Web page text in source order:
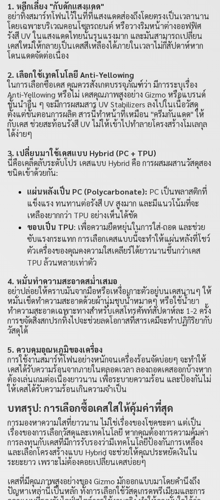
1. หลีกเลี่ยง "กับดักแสงแดด"
อย่าทิ้งสมาร์ทโฟนไว้ในที่ที่แสงแดดส่องถึงโดยตรงเป็นเวลานาน
โดยเฉพาะบริเวณคอนโซลรถยนต์ หรือวางริมหน้าต่างออฟฟิศ
รังสี UV ในแสงแดดไทยนั้นรุนแรงมาก และมันสามารถเปลี่ยน
เคสใหม่ให้กลายเป็นเคสสีเหลืองได้ภายในเวลาไม่กี่สัปดาห์หาก
โดนแดดจัดต่อเนื่อง
2. เลือกใช้เทคโนโลยี Anti-Yellowing
ในการเลือกซื้อเคส คุณควรสังเกตบรรจุภัณฑ์ว่า มีการระบุเรื่อง
Anti-Yellowing หรือไม่ เคสคุณภาพสูงอย่าง Gizmo หรือแบรนด์
ชั้นนำอื่น ๆ จะมีการผสมสาร UV Stabilizers ลงไปในเนื้อวัสดุ
ตั้งแต่ขั้นตอนการผลิต สารนี้ทำหน้าที่เหมือน "ครีมกันแดด" ให้
กับเคส ช่วยสะท้อนรังสี UV ไม่ให้เข้าไปทำลายโครงสร้างโมเลกุล
ได้ง่ายๆ
3. เปลี่ยนมาใช้เคสแบบ Hybrid (PC + TPU)
นี่คือเคล็ดลับระดับโปร เคสแบบ Hybrid คือ การผสมผสานวัสดุสอง
ชนิดเข้าด้วยกัน:
แผ่นหลังเป็น PC (Polycarbonate): PC เป็นพลาสติกที่
แข็งแรง ทนทานต่อรังสี UV สูงมาก และมีแนวโน้มที่จะ
เหลืองยากกว่า TPU อย่างเห็นได้ชัด
ขอบเป็น TPU: เพื่อความยืดหยุ่นในการใส่-ถอด และช่วย
ซับแรงกระแทก การเลือกเคสแบบนี้จะทำให้แผ่นหลังที่โชว์
ตัวเครื่องของคุณคงความใสเคลียร์ได้ยาวนานขึ้นกว่าเคส
TPU ล้วนหลายเท่าตัว
4. หมั่นทำความสะอาดสม่ำเสมอ
อย่าปล่อยให้คราบมันจากมือหรือเหงื่อเกาะตัวอยู่บนเคสนานๆ ให้
หมั่นเช็ดทำความสะอาดด้วยผ้านุ่มชุบน้ำหมาดๆ หรือใช้น้ำยา
ทำความสะอาดเฉพาะทางสำหรับเคสโทรศัพท์สัปดาห์ละ 1-2 ครั้ง
การขจัดสิ่งสกปรกทิ้งไปจะช่วยลดโอกาสที่สารเคมีจะทำปฏิกิริยากับ
วัสดุได้
5. ควบคุมอุณหภูมิของเครื่อง
การใช้งานสมาร์ทโฟนอย่างหนักจนเครื่องร้อนจัดบ่อยๆ จะทำให้
เคสได้รับความร้อนจากภายในตลอดเวลา ลองถอดเคสออกบ้างหาก
ต้องเล่นเกมต่อเนื่องยาวนาน เพื่อระบายความร้อน และป้องกันไม่
ให้เคสได้รับความร้อนเกินความจำเป็น
บทสรุป: การเลือกซื้อเคสใสให้คุ้มค่าที่สุด
การมองหาความใสที่ยาวนาน ไม่ใช่เรื่องของโชคชะตา แต่เป็น
เรื่องของการเลือกวัสดุและเทคโนโลยี หากคุณต้องการความคุ้มค่า
การลงทุนกับเคสที่มีการรับรองว่ามีเทคโนโลยีป้องกันการเหลือง
และเลือกโครงสร้างแบบ Hybrid จะช่วยให้คุณประหยัดเงินใน
ระยะยาว เพราะไม่ต้องคอยเปลี่ยนเคสบ่อยๆ
เคสที่มีคุณภาพสูงอย่างของ Gizmo มักออกแบบมาโดยคำนึงถึง
ปัญหาเหล่านี้เป็นหลัก ทั้งการเลือกใช้วัสดุเกรดพรีเมียมและการ